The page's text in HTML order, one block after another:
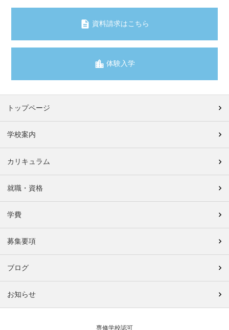
資料請求はこちら
体験入学
トップページ
学校案内
カリキュラム
就職・資格
学費
募集要項
ブログ
お知らせ
専修学校認可